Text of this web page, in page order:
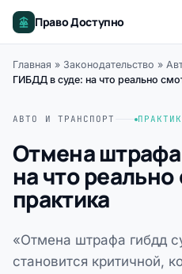
Право Доступно
Главная » Законодательство »
ГИБДД в суде: на что реально
АВТО И ТРАНСПОРТ
Отмена
на что
практика
«Отмена штрафа гибдд
становится критичной,